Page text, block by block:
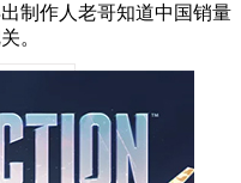
制作人老哥知道中国销量
。